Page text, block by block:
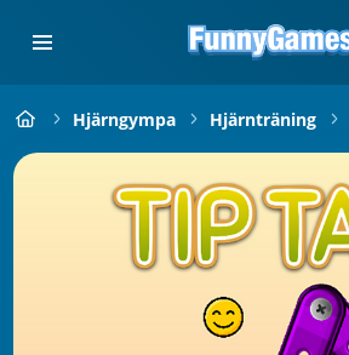
Hjärngympa Hjärnträning